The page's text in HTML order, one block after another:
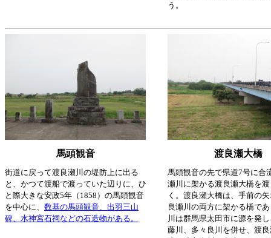
う。
馬頭観音 渡良瀬大橋
街道に戻って渡良瀬川の堤防上に出る
と、かつて渡船で渡っていた辺りに、ひ
と際大きな安政5年（1858）の馬頭観音
を中心に、 数基の馬頭観音、出羽三山
碑、水神宮石祠などの石造物がある。
馬頭観音の先で県道7号に合
瀬川に架かる渡良瀬大橋を
く。渡良瀬大橋は、手前の
良瀬川の両方に架かる橋で
川は群馬県太田市に源を発
藤川、多々良川を併せ、渡